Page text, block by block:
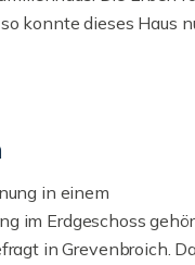
konnte dieses Haus
in einem
im Erdgeschoss
in Grevenbroich.